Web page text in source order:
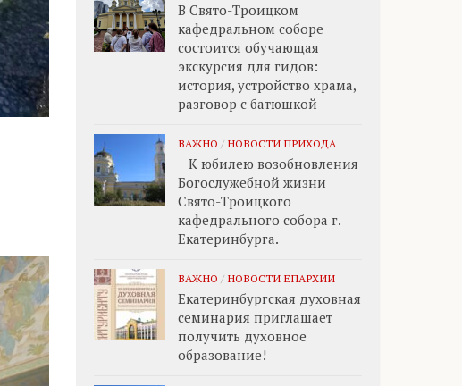
В Свято-Троицком
кафедральном соборе
состоится обучающая
экскурсия для гидов:
история, устройство храма,
разговор с батюшкой
ВАЖНО / НОВОСТИ ПРИХОДА
К юбилею возобновления
Богослужебной жизни
Свято-Троицкого
кафедрального собора г.
Екатеринбурга.
ВАЖНО / НОВОСТИ ЕПАРХИИ
Екатеринбургская духовная
семинария приглашает
получить духовное
образование!